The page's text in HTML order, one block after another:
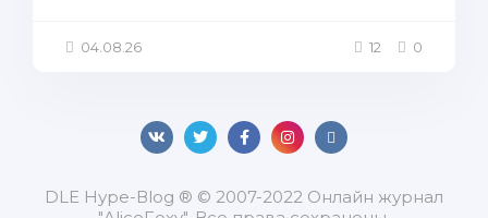
04.08.26 12 0
DLЕ Нуре-Вlоg ® © 2007-2022 Онлайн журнал